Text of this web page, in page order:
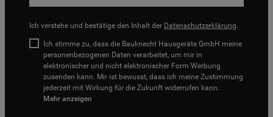
Ich verstehe und bestätige den Inhalt der Datenschutzerklärung.
Ich stimme zu, dass die Bauknecht Hausgeräte GmbH meine
personenbezogenen Daten verarbeitet, um mir in
elektronischer und nicht elektronischer Form Werbung
zusenden kann. Mir ist bewusst, dass ich meine Zustimmung
jederzeit mit Wirkung für die Zukunft widerrufen kann.
Mehr anzeigen